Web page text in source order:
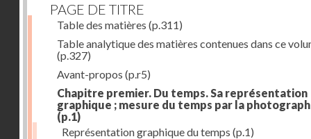
PAGE DE TITRE
Table des matières (p.311)
Table analytique des matières contenues dans ce
(p.327)
Avant-propos (p.r5)
Chapitre premier. Du temps. Sa représentation
graphique ; mesure du temps par la
(p.1)
Représentation graphique du temps (p.1)